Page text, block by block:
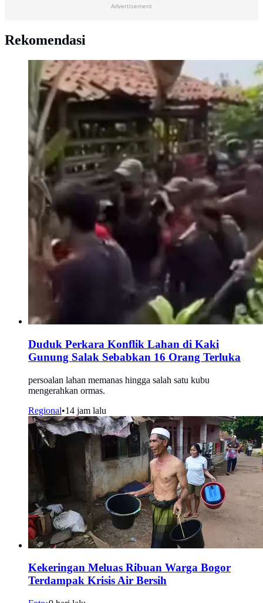
Advertisement
Rekomendasi
Duduk Perkara Konflik Lahan di Kaki
Gunung Salak Sebabkan 16 Orang Terluka
persoalan lahan memanas hingga salah satu kubu
mengerahkan ormas.
Regional•14 jam lalu
Kekeringan Meluas Ribuan Warga Bogor
Terdampak Krisis Air Bersih